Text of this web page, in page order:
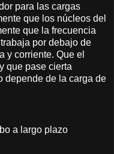
para las cargas
que los núcleos del
que la frecuencia
por debajo de
y corriente. Que el
que pase cierta
depende de la carga de
a largo plazo